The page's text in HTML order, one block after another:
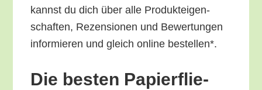
kannst du dich über alle Pro­duk­tei­gen­
schaf­ten, Rezen­sio­nen und Bewer­tun­gen
infor­mie­ren und gleich online bestellen*.
Die bes­ten Papier­flie­